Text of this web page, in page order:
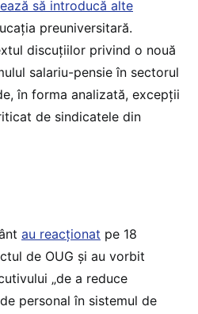
să introducă alte
preuniversitară.
discuțiilor privind o nouă
salariu-pensie în sectorul
în forma analizată, excepții
de sindicatele din
au reacționat pe 18
de OUG și au vorbit
„de a reduce
personal în sistemul de